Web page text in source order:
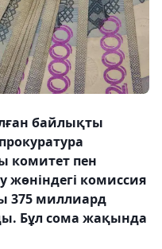
байлықты
комитет пен
жөніндегі комиссия
375 миллиард
Бұл сома жақында